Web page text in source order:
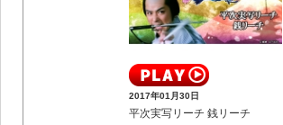
2017年01月30日
平次実写リーチ 銭リーチ